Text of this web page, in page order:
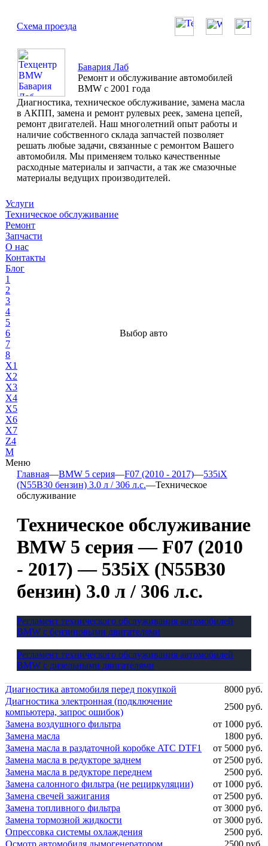
Схема проезда
Бавария Лаб
Ремонт и обслуживание автомобилей
BMW с 2001 года
Диагностика, техническое обслуживание, замена масла
в АКПП, замена и ремонт рулевых реек, замена цепей,
ремонт двигателей. Наш многолетний опыт работы и
наличие собственного склада запчастей позволяет
решать любые задачи, связанные с ремонтом Вашего
автомобиля. Мы применяем только качественные
расходные материалы и запчасти, а так же смазочные
материалы ведущих производителей.
Услуги
Техническое обслуживание
Ремонт
Запчасти
О нас
Контакты
Блог
1
2
3
4
5
6
7
8
X1
X2
X3
X4
X5
X6
X7
Z4
М
Меню
Выбор авто
Главная—BMW 5 серия—F07 (2010 - 2017)—535iX
(N55B30 бензин) 3.0 л / 306 л.с.—Техническое
обслуживание
Техническое обслуживание
BMW 5 серия — F07 (2010
- 2017) — 535iX (N55B30
бензин) 3.0 л / 306 л.с.
Регламент технического обслуживания автомобилей
BMW с бензиновыми двигателями
Регламент технического обслуживания автомобилей
BMW с дизельными двигателями
Диагностика автомобиля перед покупкой
8000 руб.
Диагностика электронная (подключение
компьютера, запрос ошибок)
2500 руб.
Замена воздушного фильтра
от 1000 руб.
Замена масла
1800 руб.
Замена масла в раздаточной коробке ATC DTF1
от 5000 руб.
Замена масла в редукторе заднем
от 2500 руб.
Замена масла в редукторе переднем
2500 руб.
Замена салонного фильтра (не рециркуляции)
от 1000 руб.
Замена свечей зажигания
от 2500 руб.
Замена топливного фильтра
от 3000 руб.
Замена тормозной жидкости
от 3000 руб.
Опрессовка системы охлаждения
2500 руб.
Осмотр автомобиля дымогенератором
2500 руб.